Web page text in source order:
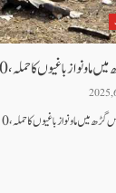
کا حملہ، 10 بھارتی سیکیورٹی اہلکار ہلاک
کا حملہ، 10 بھارتی سیکیورٹی اہلکار ہلاک،بھارتی...